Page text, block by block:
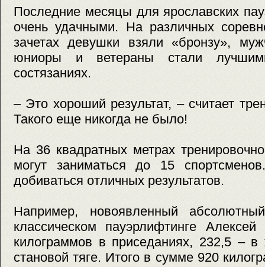
Последние месяцы для ярославских
очень удачными. На различных
зачетах девушки взяли «бронзу»,
юниоры и ветераны стали
состязаниях.
– Это хороший результат, – считает
Такого еще никогда не было!
На 36 квадратных метрах
могут заниматься до 15
добиваться отличных результатов.
Например, новоявленный
классическом пауэрлифтинге
килограммов в приседаниях, 232,5 –
становой тяге. Итого в сумме 920